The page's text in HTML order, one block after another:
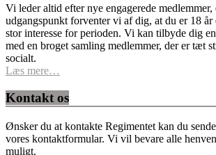
Vi leder altid efter nye engagerede medlemmer,
udgangspunkt forventer vi af dig, at du er 18 år
stor interesse for perioden. Vi kan tilbyde dig
med en broget samling medlemmer, der er tæt
socialt.
Læs mere…
Kontakt os
Ønsker du at kontakte Regimentet kan du
vores kontaktformular. Vi vil bevare alle
muligt.